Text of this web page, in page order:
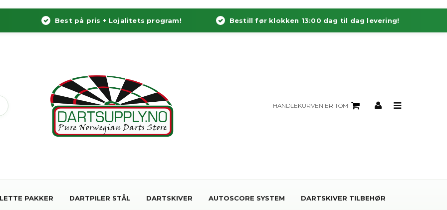
Best på pris + Lojalitets program! Bestill før klokken 13:00 dag til dag levering!
HANDLEKURVEN ER TOM
PAKKER DARTPILER STÅL DARTSKIVER AUTOSCORE SYSTEM DARTSKIVER TILBEHØR